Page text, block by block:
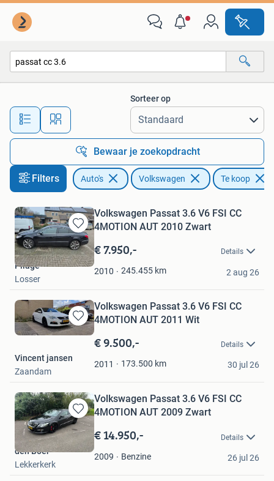
Alle afstanden…
Sorteer op
Bewaar je zoekopdracht
Filters Auto's Volkswagen Te koop
Bewaren
in
Mijn
Favorieten
Volkswagen Passat 3.6 V6 FSI CC
4MOTION AUT 2010 Zwart
€ 7.950,- Details
2010 245.455 km
Pilage
Losser
2 aug 26
Bewaren
in
Favorieten
Volkswagen Passat 3.6 V6 FSI CC
4MOTION AUT 2011 Wit
€ 9.500,- Details
2011 173.500 km
Vincent jansen
Zaandam
30 jul 26
Bewaren
in
Mijn
Favorieten
Volkswagen Passat 3.6 V6 FSI CC
4MOTION AUT 2009 Zwart
€ 14.950,- Details
2009 Benzine
den Boer
Lekkerkerk
26 jul 26